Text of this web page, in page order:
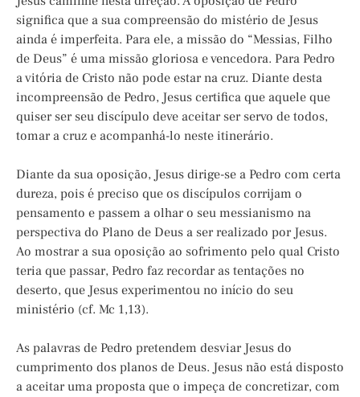
significa que a sua compreensão do mistério de Jesus
ainda é imperfeita. Para ele, a missão do “Messias, Filho
de Deus” é uma missão gloriosa e vencedora. Para Pedro
a vitória de Cristo não pode estar na cruz. Diante desta
incompreensão de Pedro, Jesus certifica que aquele que
quiser ser seu discípulo deve aceitar ser servo de todos,
tomar a cruz e acompanhá-lo neste itinerário.
Diante da sua oposição, Jesus dirige-se a Pedro com certa
dureza, pois é preciso que os discípulos corrijam o
pensamento e passem a olhar o seu messianismo na
perspectiva do Plano de Deus a ser realizado por Jesus.
Ao mostrar a sua oposição ao sofrimento pelo qual Cristo
teria que passar, Pedro faz recordar as tentações no
deserto, que Jesus experimentou no início do seu
ministério (cf. Mc 1,13).
As palavras de Pedro pretendem desviar Jesus do
cumprimento dos planos de Deus. Jesus não está disposto
a aceitar uma proposta que o impeça de concretizar, com